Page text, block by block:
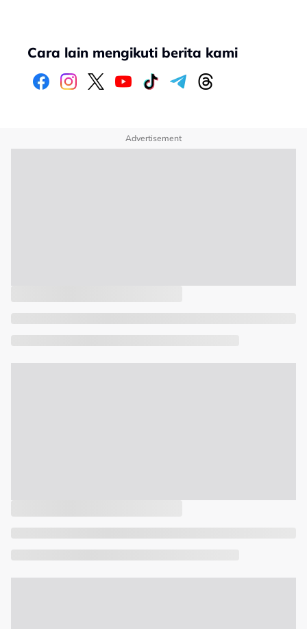
Cara lain mengikuti berita kami
Advertisement